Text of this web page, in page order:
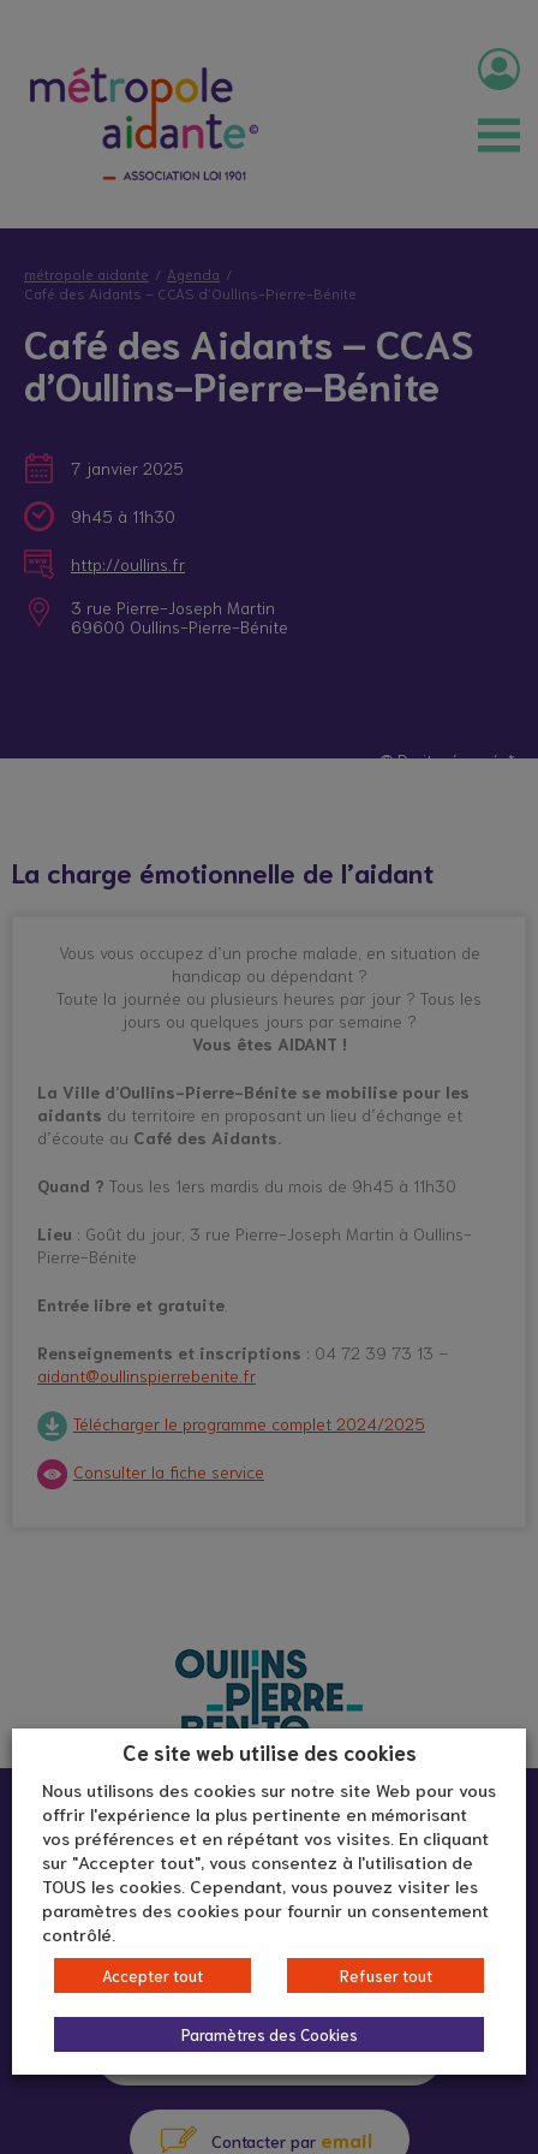
métropole aidante
Agenda
Café des Aidants – CCAS d’Oullins-Pierre-Bénite
Café des Aidants – CCAS
d’Oullins-Pierre-Bénite
7 janvier 2025
9h45 à 11h30
http://oullins.fr
3 rue Pierre-Joseph Martin
69600 Oullins-Pierre-Bénite
© Droits réservés*
La charge émotionnelle de l’aidant
Vous vous occupez d’un proche malade, en situation de
handicap ou dépendant ?
Toute la journée ou plusieurs heures par jour ? Tous les
jours ou quelques jours par semaine ?
Vous êtes AIDANT !
La Ville d’Oullins-Pierre-Bénite se mobilise pour les
aidants du territoire en proposant un lieu d’échange et
d’écoute au Café des Aidants.
Quand ? Tous les 1ers mardis du mois de 9h45 à 11h30
Lieu : Goût du jour, 3 rue Pierre-Joseph Martin à Oullins-
Pierre-Bénite
Entrée libre et gratuite
Renseignements et inscriptions : 04 72 39 73 13 –
aidant@oullinspierrebenite.fr
Télécharger le programme complet 2024/2025
Consulter la fiche service
Infos pratiques :
Goût du Jour
3 rue Pierre-Joseph Martin
69600 Oullins-Pierre-Bénite
appeler au04 72 39 73 13
Contacter par email
Ce site web utilise des cookies
Nous utilisons des cookies sur notre site Web pour vous
offrir l'expérience la plus pertinente en mémorisant
vos préférences et en répétant vos visites. En cliquant
sur "Accepter tout", vous consentez à l'utilisation de
TOUS les cookies. Cependant, vous pouvez visiter les
paramètres des cookies pour fournir un consentement
contrôlé.
Accepter tout Refuser tout
Paramètres des Cookies